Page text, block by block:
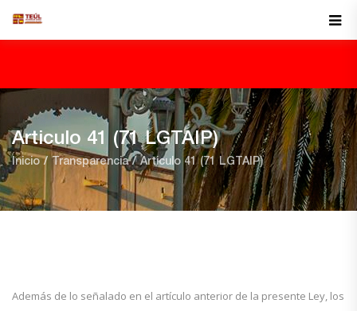
Articulo 41 (71 LGTAIP)
Inicio Transparencia Articulo 41 (71 LGTAIP)
Además de lo señalado en el artículo anterior de la presente Ley, los